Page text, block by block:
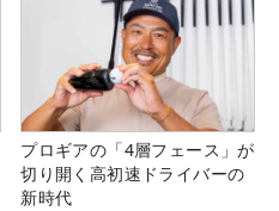
プロギアの「4層フェース」が
切り開く高初速ドライバーの
新時代